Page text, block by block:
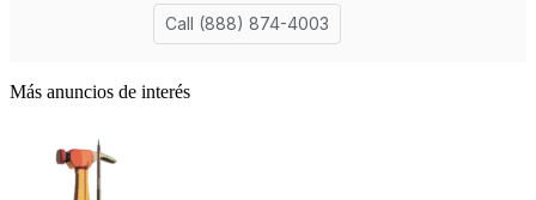
Más anuncios de interés